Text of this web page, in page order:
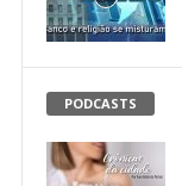
PODCASTS